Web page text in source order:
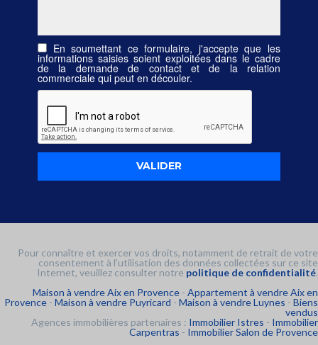
En soumettant ce formulaire, j'accepte que les
informations saisies soient exploitées dans le cadre
de la demande de contact et de la relation
commerciale qui peut en découler.
Pour connaître et exercer vos droits, notamment de retrait de votre
consentement à l'utilisation des données collectées sur ce site
Internet, veuillez consulter notre politique de confidentialité.
Maison à vendre Aix en Provence - Appartement à vendre Aix en
Provence - Maison à vendre Puyricard - Maison à vendre Luynes - Biens
vendus
Agences immobilières partenaires : Immobilier Istres - Immobilier
Carpentras - Immobilier Salon de Provence